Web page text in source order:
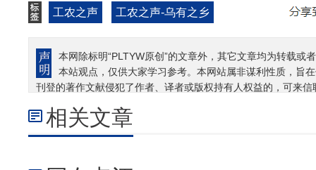
工农之声 工农之声-乌有之乡
本网除标明“PLTYW原创”的文章外，其它文章均为转载
本站观点，仅供大家学习参考。本网站属非谋利性质，旨
刊登的著作文献侵犯了作者、译者或版权持有人权益的，可来
相关文章